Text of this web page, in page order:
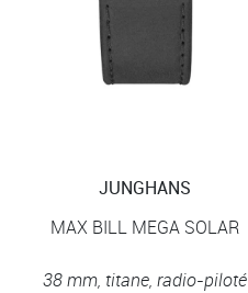
JUNGHANS
MAX BILL MEGA SOLAR
38 mm, titane, radio-piloté